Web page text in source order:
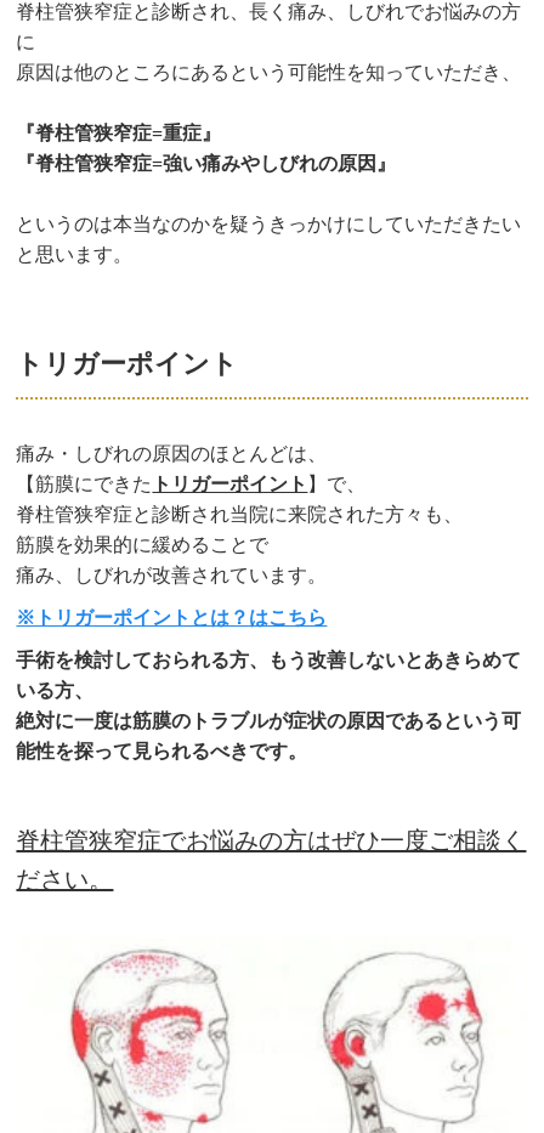
脊柱管狭窄症と診断され、長く痛み、しびれでお悩みの方
に
原因は他のところにある という可能性を知っていただき、
『脊柱管狭窄症=重症』
『脊柱管狭窄症=強い痛みやしびれの原因』
というのは本当なのかを疑うきっかけにしていただきたい
と思います。
トリガーポイント
痛み・しびれの原因のほとんどは、
【筋膜にできた トリガーポイント 】 で、
脊柱管狭窄症と診断され当院に来院された方々も、
筋膜を効果的に緩めることで
痛み、しびれが改善されています。
※トリガーポイントとは？はこちら
手術を検討しておられる方、もう改善しないとあきらめて
いる方、
絶対に一度は筋膜のトラブルが症状の原因であるという可
能性を探って見られるべきです。
脊柱管狭窄症でお悩みの方はぜひ一度ご相談く
ださい。